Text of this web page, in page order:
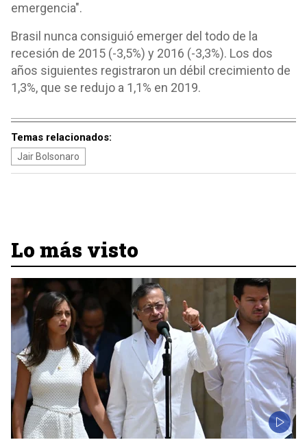
emergencia".
Brasil nunca consiguió emerger del todo de la
recesión de 2015 (-3,5%) y 2016 (-3,3%). Los dos
años siguientes registraron un débil crecimiento de
1,3%, que se redujo a 1,1% en 2019.
Temas relacionados:
Jair Bolsonaro
Lo más visto